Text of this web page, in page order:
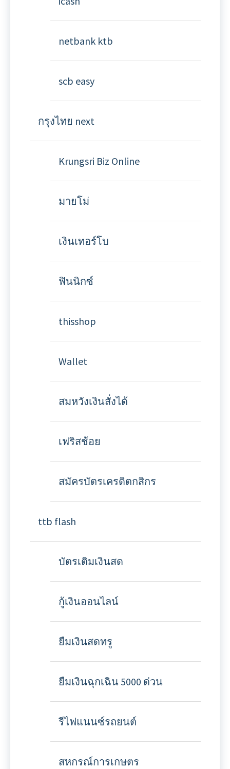
netbank ktb
scb easy
กรุงไทย next
Krungsri Biz Online
มายโม่
เงินเทอร์โบ
ฟินนิกซ์
thisshop
Wallet
สมหวังเงินสั่งได้
เฟริสช้อย
สมัครบัตรเครดิตกสิกร
ttb flash
บัตรเติมเงินสด
กู้เงินออนไลน์
ยืมเงินสดทรู
ยืมเงินฉุกเฉิน 5000 ด่วน
รีไฟแนนซ์รถยนต์
สหกรณ์การเกษตร